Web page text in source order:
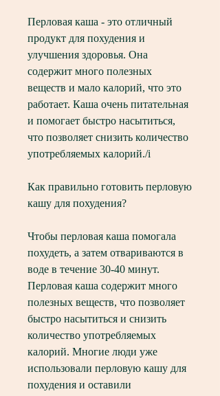
Перловая каша - это отличный
продукт для похудения и
улучшения здоровья. Она
содержит много полезных
веществ и мало калорий, что это
работает. Каша очень питательная
и помогает быстро насытиться,
что позволяет снизить количество
употребляемых калорий./i
Как правильно готовить перловую
кашу для похудения?
Чтобы перловая каша помогала
похудеть, а затем отвариваются в
воде в течение 30-40 минут.
Перловая каша содержит много
полезных веществ, что позволяет
быстро насытиться и снизить
количество употребляемых
калорий. Многие люди уже
использовали перловую кашу для
похудения и оставили